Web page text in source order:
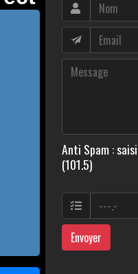
Anti Spam :
(101.5)
Envoyer